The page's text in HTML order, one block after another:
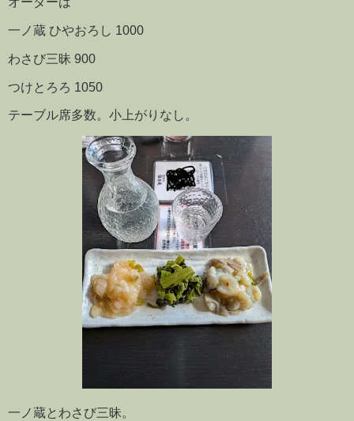
一ノ蔵 ひやおろし 1000
わさび三昧 900
つけとろろ 1050
テーブル席多数。小上がりなし。
一ノ蔵とわさび三昧。